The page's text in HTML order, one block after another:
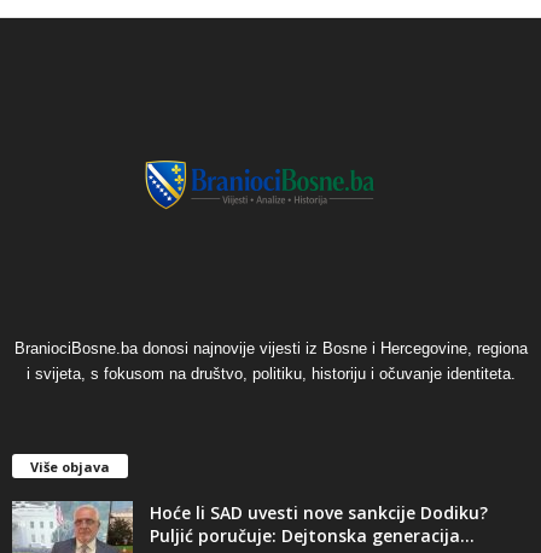
BraniociBosne.ba donosi najnovije vijesti iz Bosne i Hercegovine, regiona
i svijeta, s fokusom na društvo, politiku, historiju i očuvanje identiteta.
Više objava
​Hoće li SAD uvesti nove sankcije Dodiku?
Puljić poručuje: Dejtonska generacija...